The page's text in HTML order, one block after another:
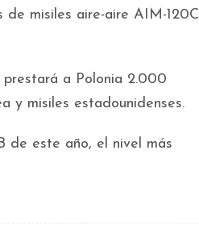
de misiles aire-aire AIM-120C
a Polonia 2.000
y misiles estadounidenses.
de este año, el nivel más